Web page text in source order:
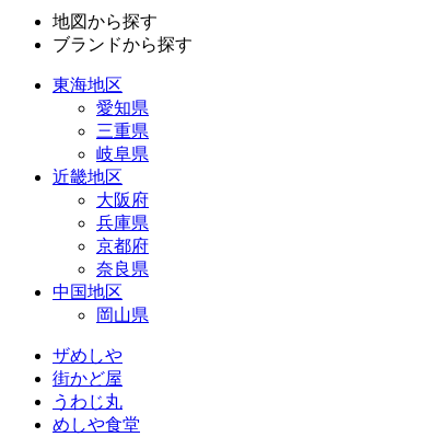
地図から探す
ブランドから探す
東海地区
愛知県
三重県
岐阜県
近畿地区
大阪府
兵庫県
京都府
奈良県
中国地区
岡山県
ザめしや
街かど屋
うわじ丸
めしや食堂